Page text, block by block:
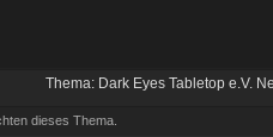
Thema: Dark Eyes Tabletop e.V.
dieses Thema.